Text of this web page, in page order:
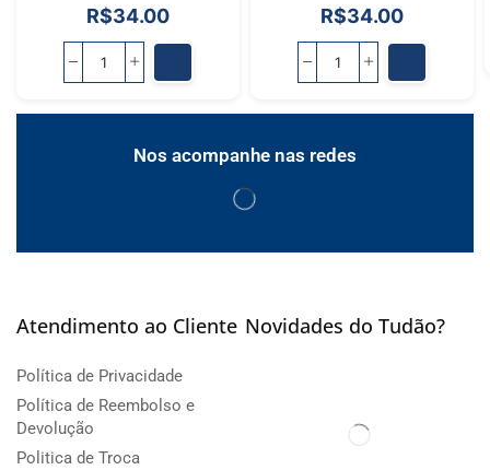
R$34.00 R$34.00
Nos acompanhe nas redes
Atendimento ao Cliente
Política de Privacidade
Política de Reembolso e
Devolução
Politica de Troca
Novidades do Tudão?